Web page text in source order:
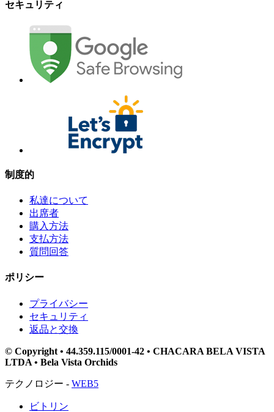
セキュリティ
制度的
私達について
出席者
購入方法
支払方法
質問回答
ポリシー
プライバシー
セキュリティ
返品と交換
© Copyright • 44.359.115/0001-42 • CHACARA BELA VISTA
LTDA • Bela Vista Orchids
テクノロジー - WEB5
ビトリン